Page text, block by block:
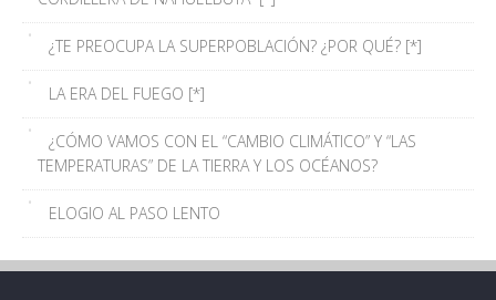
¿TE PREOCUPA LA SUPERPOBLACIÓN? ¿POR QUÉ? [*]
LA ERA DEL FUEGO [*]
¿CÓMO VAMOS CON EL “CAMBIO CLIMÁTICO” Y “LAS
TEMPERATURAS” DE LA TIERRA Y LOS OCÉANOS?
ELOGIO AL PASO LENTO